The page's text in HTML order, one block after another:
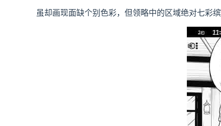
虽却画现面缺个别色彩，但领略中的区域绝对七彩